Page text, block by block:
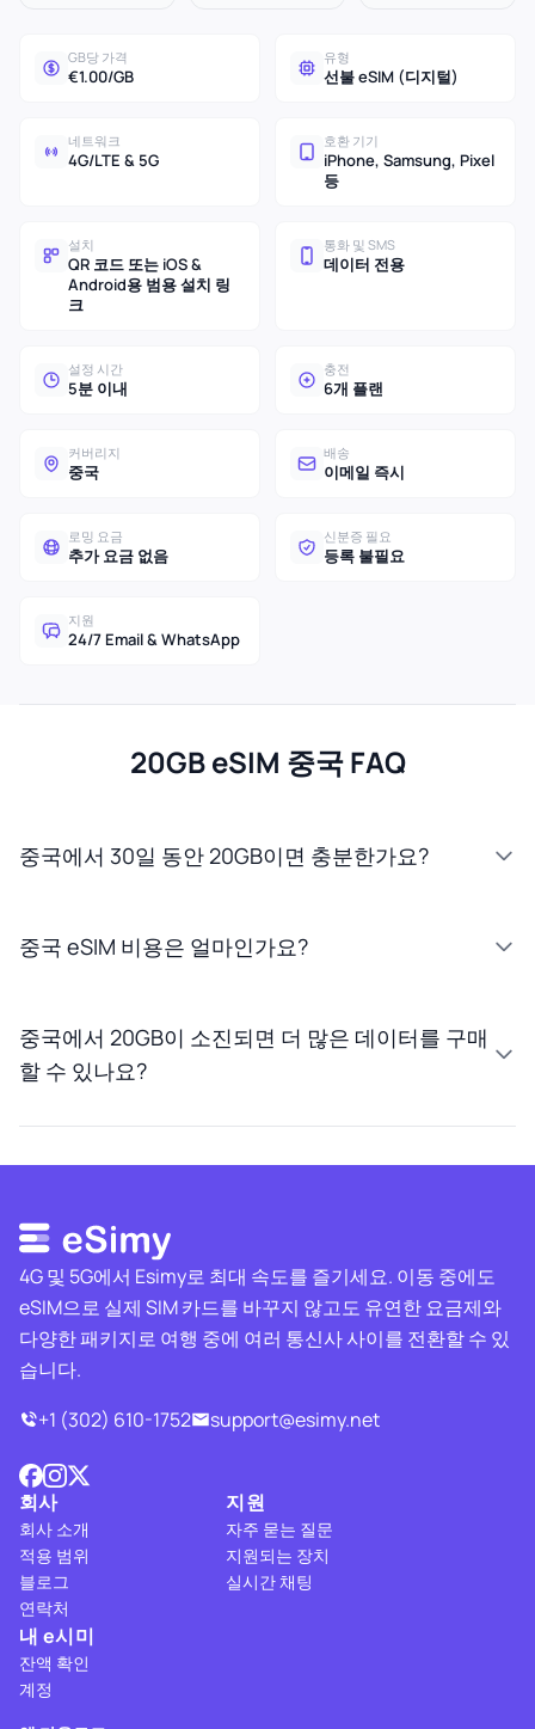
GB당 가격
€1.00/GB
유형
선불 eSIM (디지털)
네트워크
4G/LTE & 5G
호환 기기
iPhone, Samsung, Pixel
등
설치
QR 코드 또는 iOS &
Android용 범용 설치 링
크
통화 및 SMS
데이터 전용
설정 시간
5분 이내
충전
6개 플랜
커버리지
중국
배송
이메일 즉시
로밍 요금
추가 요금 없음
신분증 필요
등록 불필요
지원
24/7 Email & WhatsApp
20GB eSIM 중국 FAQ
중국에서 30일 동안 20GB이면 충분한가요?
중국 eSIM 비용은 얼마인가요?
중국에서 20GB이 소진되면 더 많은 데이터를 구매
할 수 있나요?
4G 및 5G에서 Esimy로 최대 속도를 즐기세요. 이동 중에도
eSIM으로 실제 SIM 카드를 바꾸지 않고도 유연한 요금제와
다양한 패키지로 여행 중에 여러 통신사 사이를 전환할 수 있
습니다.
+1 (302) 610-1752
support@esimy.net
회사
회사 소개
적용 범위
블로그
연락처
지원
자주 묻는 질문
지원되는 장치
실시간 채팅
내 e시미
잔액 확인
계정